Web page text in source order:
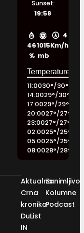
46
%
1015
mb
4
Km/h
Sunset:
19:58
11:0030°/30°
14:0029°/30°
17:0029°/29°
20:0027°/27°
23:0027°/27°
02:0025°/25°
05:0025°/25°
08:0028°/28°
Aktualno
Crna
kronika
DuList
IN
Kolumne
Podcast